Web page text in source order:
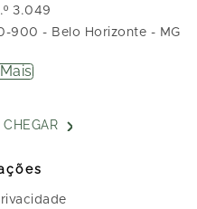
3.049
900 - Belo Horizonte - MG